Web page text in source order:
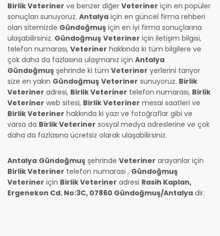
Birlik Veteriner ve benzer diğer Veteriner için en popüler
sonuçları sunuyoruz. Antalya için en güncel firma rehberi
olan sitemizde Gündoğmuş için en iyi firma sonuçlarına
ulaşabilirsiniz. Gündoğmuş Veteriner için iletişim bilgisi,
telefon numarası, Veteriner hakkında ki tüm bilgilere ve
çok daha da fazlasına ulaşmanız için Antalya
Gündoğmuş şehrinde ki tüm Veteriner yerlerini tarıyor
size en yakın Gündoğmuş Veteriner sunuyoruz. Birlik
Veteriner adresi, Birlik Veteriner telefon numarası, Birlik
Veteriner web sitesi, Birlik Veteriner mesai saatleri ve
Birlik Veteriner hakkında ki yazı ve fotoğraflar gibi ve
varsa da Birlik Veteriner sosyal medya adreslerine ve çok
daha da fazlasına ücretsiz olarak ulaşabilirsiniz.
Antalya Gündoğmuş şehrinde Veteriner arayanlar için
Birlik Veteriner telefon numarası , Gündoğmuş
Veteriner için Birlik Veteriner adresi Rasih Kaplan,
Ergenekon Cd. No:3C, 07860 Gündoğmuş/Antalya dir.